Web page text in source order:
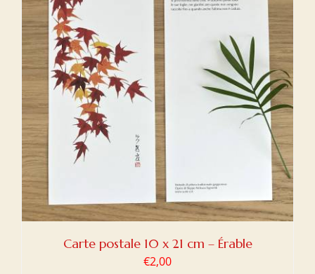
Carte postale 10 x 21 cm – Érable
€2,00